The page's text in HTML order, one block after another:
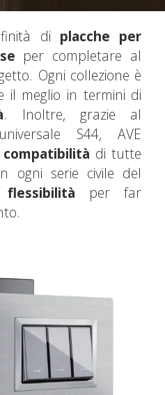
di placche per
per completare al
Ogni collezione è
il meglio in termini di
. Inoltre, grazie al
S44, AVE
di tutte
ogni serie civile del
flessibilità per far